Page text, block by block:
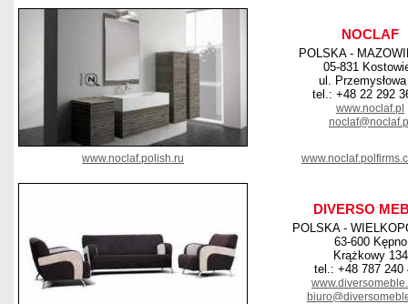
NOCLAF
POLSKA -
05-831
ul.
tel.: +48 22 292
www.noclaf.pl
www.noclaf.polish.ru
DIVERSO
POLSKA -
63-600 Kępno
Krążkowy 134
tel.: +48 787 240